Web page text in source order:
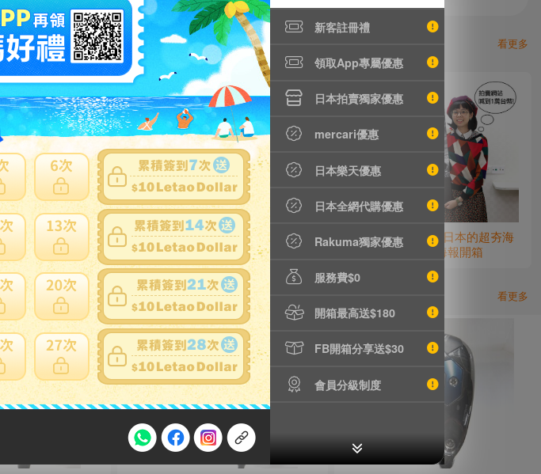
新客註冊禮
領取App專屬優惠
日本拍賣獨家優惠
mercari優惠
日本樂天優惠
日本全網代購優惠
Rakuma獨家優惠
服務費$0
開箱最高送$180
FB開箱分享送$30
會員分級制度
看更多
露營野炊別忘了穿上它! Snowpeak羽絨衣開箱
plus日本古田舍庵模型
(影片)海報控快看! 披頭四首登日本的超夯海
報+日本經典電影「大逃殺」海報開箱
看更多